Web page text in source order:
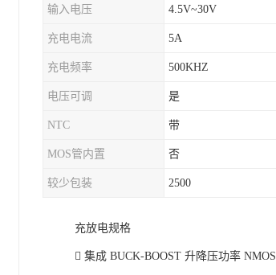
输入电压 4.5V~30V
充电电流 5A
充电频率 500KHZ
电压可调 是
NTC 带
MOS管内置 否
较少包装 2500
充放电规格
 集成 BUCK-BOOST 升降压功率